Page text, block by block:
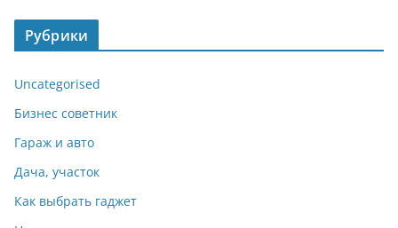
Рубрики
Uncategorised
Бизнес советник
Гараж и авто
Дача, участок
Как выбрать гаджет